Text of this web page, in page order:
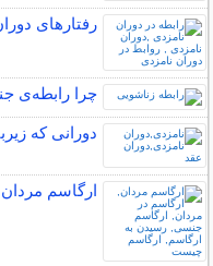
رفتارهای
چرا رابطه‌ی
دورانی که
ارگاسم مردان